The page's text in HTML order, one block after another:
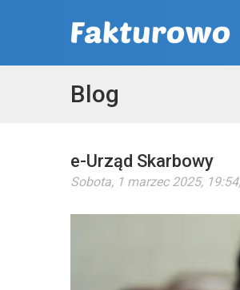
Blog
e-Urząd Skarbowy
Sobota, 1 marzec 2025, 19:54